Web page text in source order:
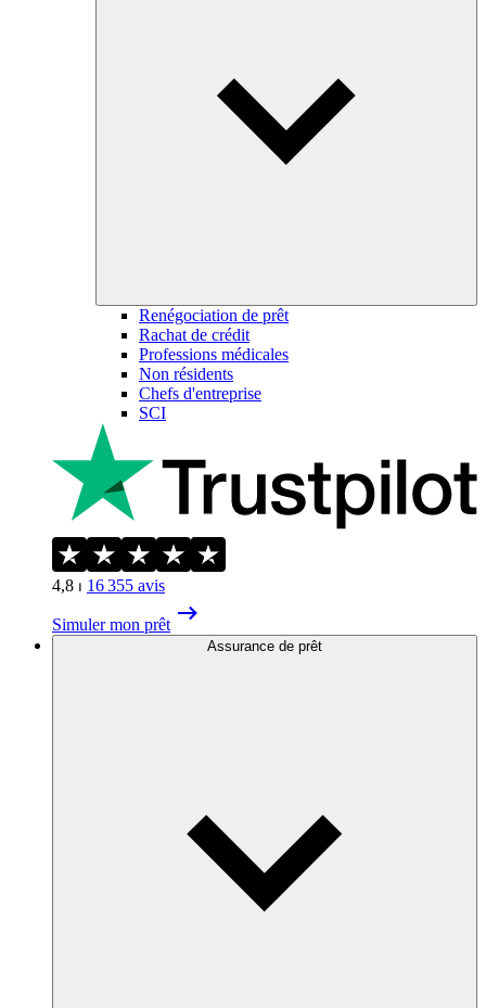
Renégociation de prêt
Rachat de crédit
Professions médicales
Non résidents
Chefs d'entreprise
SCI
4,8 ⏐ 16 355 avis
Simuler mon prêt
Assurance de prêt